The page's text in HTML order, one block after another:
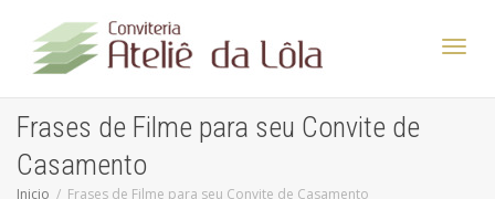
Frases de Filme para seu Convite de
Casamento
Inicio
Frases de Filme para seu Convite de Casamento